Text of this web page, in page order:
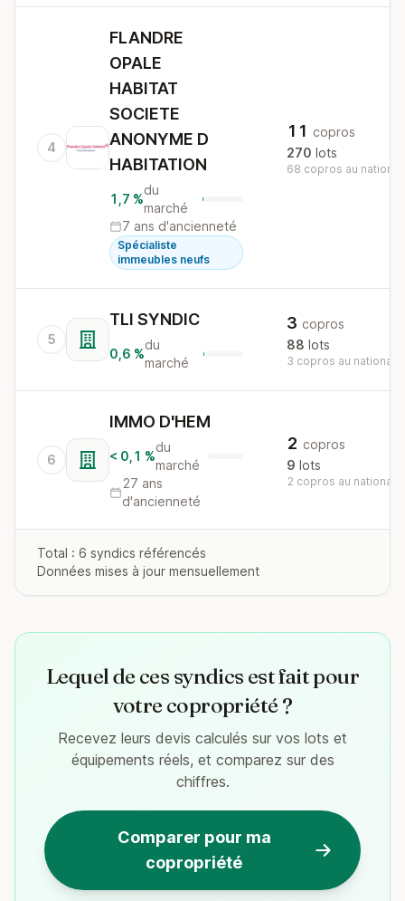
4
FLANDRE
OPALE
HABITAT
SOCIETE
ANONYME D
HABITATION
1,7 %
du
marché
7 ans d'ancienneté
Spécialiste
immeubles neufs
11 copros
270 lots
68 copros au national
5
TLI SYNDIC
0,6 %
du
marché
3 copros
88 lots
3 copros au national
6
IMMO D'HEM
< 0,1 %
du
marché
27 ans
d'ancienneté
2 copros
9 lots
2 copros au national
Total : 6 syndics référencés
Données mises à jour mensuellement
Lequel de ces syndics est fait pour
votre copropriété ?
Recevez leurs devis calculés sur vos lots et
équipements réels, et comparez sur des
chiffres.
Comparer pour ma
copropriété